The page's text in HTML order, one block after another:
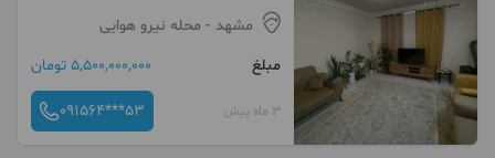
مشهد - محله نیرو هوایی
مبلغ
5,500,000,000 تومان
3 ماه پیش 091564***53